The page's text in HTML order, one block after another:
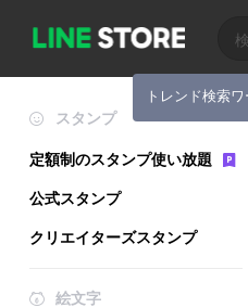
トレンド検索
スタンプ
定額制のスタンプ使い放題
公式スタンプ
クリエイターズスタンプ
絵文字